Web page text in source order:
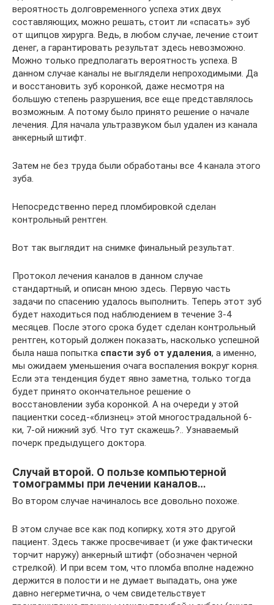
вероятность долговременного успеха этих двух
составляющих, можно решать, стоит ли «спасать» зуб
от щипцов хирурга. Ведь, в любом случае, лечение стоит
денег, а гарантировать результат здесь невозможно.
Можно только предполагать вероятность успеха. В
данном случае каналы не выглядели непроходимыми. Да
и восстановить зуб коронкой, даже несмотря на
большую степень разрушения, все еще представлялось
возможным. А потому было принято решение о начале
лечения. Для начала ультразвуком был удален из канала
анкерный штифт.
Затем не без труда были обработаны все 4 канала этого
зуба.
Непосредственно перед пломбировкой сделан
контрольный рентген.
Вот так выглядит на снимке финальный результат.
Протокол лечения каналов в данном случае
стандартный, и описан мною здесь. Первую часть
задачи по спасению удалось выполнить. Теперь этот зуб
будет находиться под наблюдением в течение 3-4
месяцев. После этого срока будет сделан контрольный
рентген, который должен показать, насколько успешной
была наша попытка спасти зуб от удаления, а именно,
мы ожидаем уменьшения очага воспаления вокруг корня.
Если эта тенденция будет явно заметна, только тогда
будет принято окончательное решение о
восстановлении зуба коронкой. А на очереди у этой
пациентки сосед-«близнец» этой многострадальной 6-
ки, 7-ой нижний зуб. Что тут скажешь?.. Узнаваемый
почерк предыдущего доктора.
Случай второй. О пользе компьютерной
томограммы при лечении каналов…
Во втором случае начиналось все довольно похоже.
В этом случае все как под копирку, хотя это другой
пациент. Здесь также просвечивает (и уже фактически
торчит наружу) анкерный штифт (обозначен черной
стрелкой). И при всем том, что пломба вполне надежно
держится в полости и не думает выпадать, она уже
давно негерметична, о чем свидетельствует